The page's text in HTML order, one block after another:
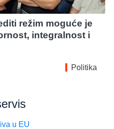
režim moguće je
integralnost i
Politika